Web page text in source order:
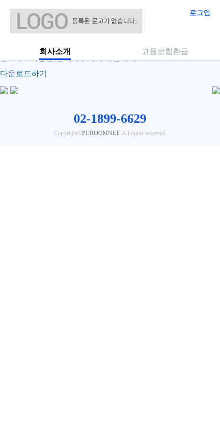
로그인
회사소개 고용보험환급
인터넷 익스프롤러 11설치
관리자| 2020.06.16 12:05
아래 글씨를 누르면 익스플로러11 설치 페이지로 이동합니다.
윈도우7 이상만 설치해주시기 바랍니다.
다운로드하기
02-1899-6629
Copyright©PUROOMNET. All rights reserved.